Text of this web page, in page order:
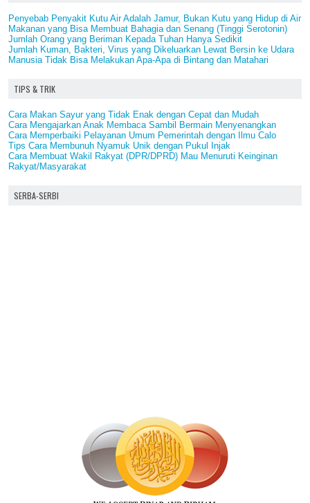
Penyebab Penyakit Kutu Air Adalah Jamur, Bukan Kutu yang Hidup di Air
Makanan yang Bisa Membuat Bahagia dan Senang (Tinggi Serotonin)
Jumlah Orang yang Beriman Kepada Tuhan Hanya Sedikit
Jumlah Kuman, Bakteri, Virus yang Dikeluarkan Lewat Bersin ke Udara
Manusia Tidak Bisa Melakukan Apa-Apa di Bintang dan Matahari
TIPS & TRIK
Cara Makan Sayur yang Tidak Enak dengan Cepat dan Mudah
Cara Mengajarkan Anak Membaca Sambil Bermain Menyenangkan
Cara Memperbaiki Pelayanan Umum Pemerintah dengan Ilmu Calo
Tips Cara Membunuh Nyamuk Unik dengan Pukul Injak
Cara Membuat Wakil Rakyat (DPR/DPRD) Mau Menuruti Keinginan
Rakyat/Masyarakat
SERBA-SERBI